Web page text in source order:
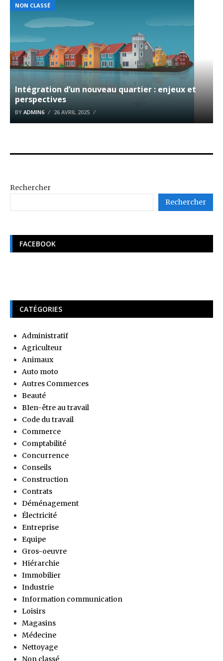
NON CLASSÉ
Intégration d’un nouveau quartier : enjeux et
perspectives
BY ADMIN6 26 AVRIL 2025
Rechercher
Rechercher
FACEBOOK
CATÉGORIES
Administratif
Agriculteur
Animaux
Auto moto
Autres Commerces
Beauté
BIen-être au travail
Code du travail
Commerce
Comptabilité
Concurrence
Conseils
Construction
Contrats
Déménagement
Électricité
Entreprise
Equipe
Gros-oeuvre
Hiérarchie
Immobilier
Industrie
Information communication
Loisirs
Magasins
Médecine
Nettoyage
Non classé